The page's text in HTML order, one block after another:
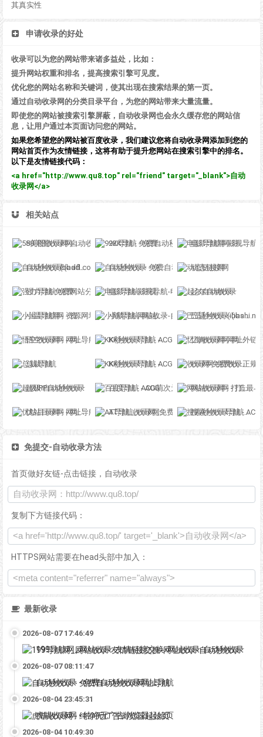
其真实性
申请收录的好处
收录可以为您的网站带来诸多益处，比如：
提升网站权重和排名，提高搜索引擎可见度。
优化您的网站名称和关键词，使其出现在搜索结果的第一页。
通过自动收录网的分类目录平台，为您的网站带来大量流量。
即使您的网站被搜索引擎屏蔽，自动收录网也会永久缓存您的网站信
息，让用户通过本页面访问您的网站。
如果您希望您的网站被百度收录，我们建议您将自动收录网添加到您的
网站首页作为友情链接，这将有助于提升您网站在搜索引擎中的排名。
以下是友情链接代码：
<a href="http://www.qu8.top" rel="friend" target="_blank">自动
收录网</a>
相关站点
58美图收录网-自动收录网站-流量交换-自动链 92K导航 - 免费自动秒收录网址导航 电影导航网-影视导航-电影搜索-影视搜索-电影站收录
自动秒收录(badfl.com) - 全自动秒收录网 自动秒收录 - 免费自动秒收录网址导航 动态链接网
强力导航-免费网站分类导航，提交收录，秒收录 电影导航-影视导航-电影站收录-自动收录网-网站收录 起尔自动收录
小温导航网 - 资源网址导航，汇集各大资源网，全网优质教程技术网，搜集资源就从这里开始 小鹅导航-网站收录-自动收录网-网址收录-自动秒收录 巴适秒收录-(ibashi.net) - 巴适导航分类网站目录 - 自助网址提交自动收录
悟空收录网 - 网址导航大全 | 网站免费收录 | 软文外链发布平台 KK秒收录导航 - ACG萌次元丨ACG导航网丨二次元导航丨资源网导航丨福利网址导航 - KK秒收录导航网 忆海收录网-网址外链_自动收录网站_自助友情链接平台_网站广告_软文发布_站长交易_站长资源
总裁导航 KK秒收录导航 - ACG萌次元丨ACG导航网丨二次元导航丨资源网导航丨福利网址导航 - KK秒收录导航网 收录网-免费收录正规网站-免费发布软文
超级IP自动秒收录 百度导航 - ACG萌次元丨ACG导航网丨二次元导航丨资源网导航丨福利网址导航 - BaiDu导航 网站收录网 - 打造最与众不同的站点收录网
优站目录网 - 网址导航分类网站目录 - 自助网址提交自动收录 AT导航_收录网_免费收录网站_自动收录网_秒收录 搜索秒收录导航 - ACG萌次元丨ACG导航网丨二次元导航丨资源网导航丨福利网址导航 - SS秒收录导航网
免提交-自动收录方法
首页做好友链-点击链接，自动收录
复制下方链接代码：
HTTPS网站需要在head头部中加入：
最新收录
2026-08-07 17:46:49
199导航网_网站收录-友情链接交换-网址收录-自动秒收录
2026-08-07 08:11:47
自动秒收录 - 免费自动秒收录网址导航
2026-08-04 23:45:31
虎喵收录网 - 纯净无广告浏览器起始页
2026-08-04 10:49:30